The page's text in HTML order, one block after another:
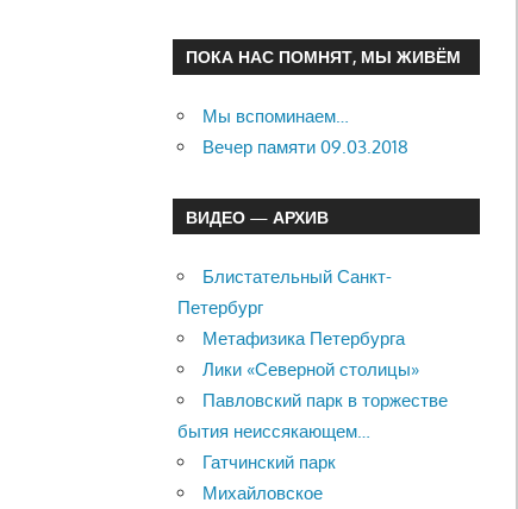
ПОКА НАС ПОМНЯТ, МЫ ЖИВЁМ
Мы вспоминаем…
Вечер памяти 09.03.2018
ВИДЕО — АРХИВ
Блистательный Санкт-
Петербург
Метафизика Петербурга
Лики «Северной столицы»
Павловский парк в торжестве
бытия неиссякающем…
Гатчинский парк
Михайловское